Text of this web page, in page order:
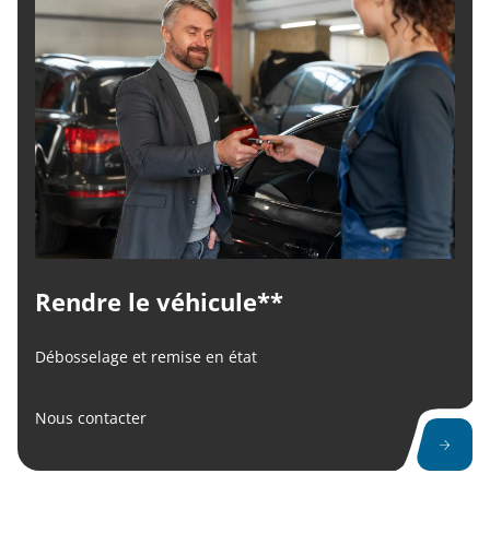
Rendre le véhicule**
Débosselage et remise en état
Nous contacter